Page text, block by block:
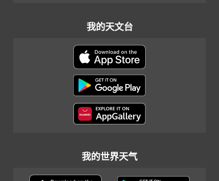
我的天文台
我的世界天气